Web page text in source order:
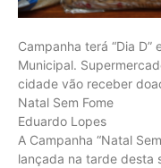
Campanha terá “Dia
Municipal.
cidade vão receber
Natal Sem Fome
Eduardo Lopes
A Campanha “Natal
lançada na tarde desta